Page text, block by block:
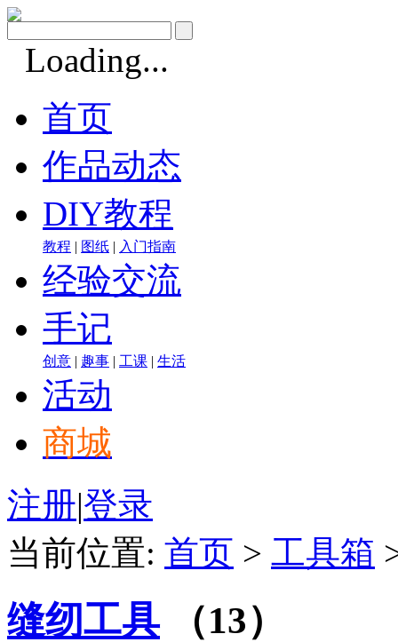
Loading...
首页
作品动态
DIY教程
教程 | 图纸 | 入门指南
经验交流
手记
创意 | 趣事 | 工课 | 生活
活动
商城
注册|登录
当前位置: 首页 > 工具箱
缝纫工具 （13）